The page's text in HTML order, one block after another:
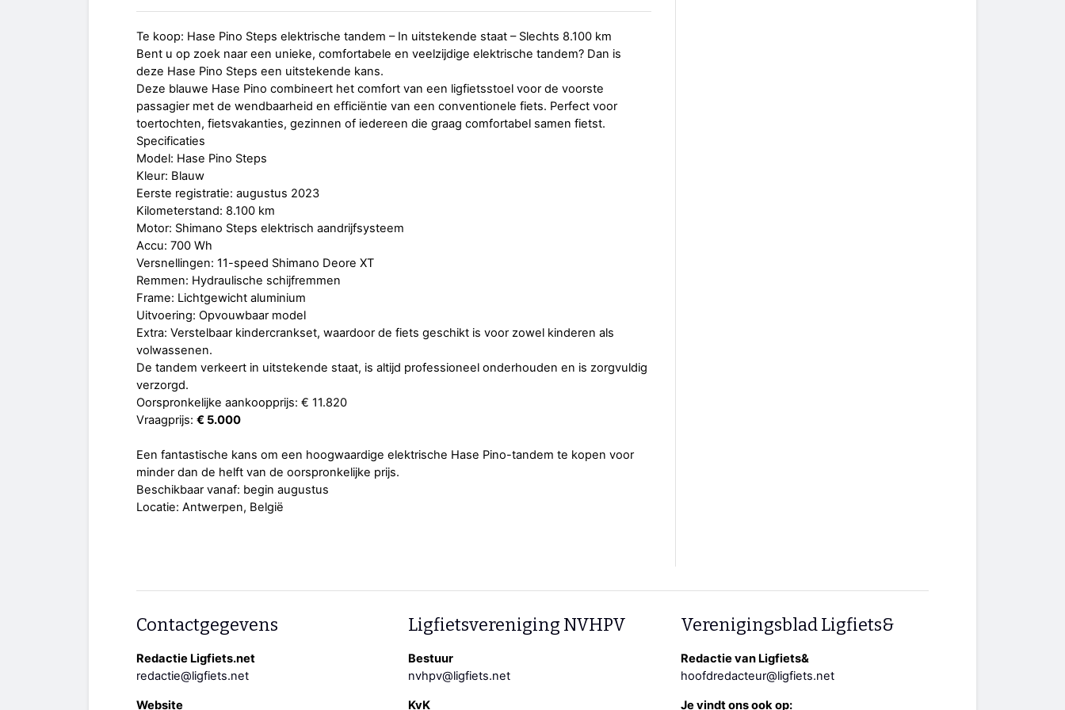
Te koop: Hase Pino Steps elektrische tandem – In uitstekende staat – Slechts 8.100 km
Bent u op zoek naar een unieke, comfortabele en veelzijdige elektrische tandem? Dan is
deze Hase Pino Steps een uitstekende kans.
Deze blauwe Hase Pino combineert het comfort van een ligfietsstoel voor de voorste
passagier met de wendbaarheid en efficiëntie van een conventionele fiets. Perfect voor
toertochten, fietsvakanties, gezinnen of iedereen die graag comfortabel samen fietst.
Specificaties
Model: Hase Pino Steps
Kleur: Blauw
Eerste registratie: augustus 2023
Kilometerstand: 8.100 km
Motor: Shimano Steps elektrisch aandrijfsysteem
Accu: 700 Wh
Versnellingen: 11-speed Shimano Deore XT
Remmen: Hydraulische schijfremmen
Frame: Lichtgewicht aluminium
Uitvoering: Opvouwbaar model
Extra: Verstelbaar kindercrankset, waardoor de fiets geschikt is voor zowel kinderen als
volwassenen.
De tandem verkeert in uitstekende staat, is altijd professioneel onderhouden en is zorgvuldig
verzorgd.
Oorspronkelijke aankoopprijs: € 11.820
Vraagprijs: € 5.000
Een fantastische kans om een hoogwaardige elektrische Hase Pino-tandem te kopen voor
minder dan de helft van de oorspronkelijke prijs.
Beschikbaar vanaf: begin augustus
Locatie: Antwerpen, België
Contactgegevens
Redactie Ligfiets.net
redactie@ligfiets.net
Website
Ligfietsvereniging NVHPV
Bestuur
nvhpv@ligfiets.net
KvK
Verenigingsblad Ligfiets&
Redactie van Ligfiets&
hoofdredacteur@ligfiets.net
Je vindt ons ook op: